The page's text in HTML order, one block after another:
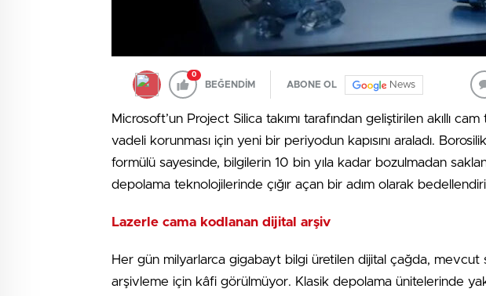
0
BEĞENDİM ABONE OL News
Microsoft’un Project Silica takımı tarafından geliştirilen akıllı
vadeli korunması için yeni bir periyodun kapısını araladı.
formülü sayesinde, bilgilerin 10 bin yıla kadar bozulmadan
depolama teknolojilerinde çığır açan bir adım olarak
Lazerle cama kodlanan dijital arşiv
Her gün milyarlarca gigabayt bilgi üretilen dijital çağda,
arşivleme için kâfi görülmüyor. Klasik depolama ünitelerinde